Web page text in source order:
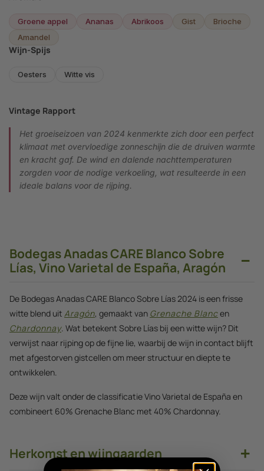
Groene appel Ananas Abrikoos Gist
Brioche
Amandel
Wijn-Spijs
Oesters Witte vis
Vintage Rapport
Het groeiseizoen van 2024 kenmerkte zich door een perfect
klimaat met overvloedige zonneschijn die de druiven warmte
en kracht gaf. De wind en dalende nachttemperaturen
zorgden voor de nodige verkoeling, wat resulteerde in een
ideale balans voor de rijping.
Bodegas Anadas CARE Blanco Sobre
Lías, Vino Varietal de España, Aragón
−
De Bodegas Anadas CARE Blanco Sobre Lías 2024 is een frisse
witte blend uit Aragón, gemaakt van Grenache Blancen
Chardonnay. Wat betekent Sobre Lías bij een witte wijn? Dit
verwijst naar rijping op de fijne lie, waarbij de wijn in contact blijft
met afgestorven gistcellen om meer structuur en diepte te
ontwikkelen.
Deze wijn valt onder de classificatie Vino Varietal de España en
combineert 60% Grenache Blanc met 40% Chardonnay.
Herkomst en wijngaarden +